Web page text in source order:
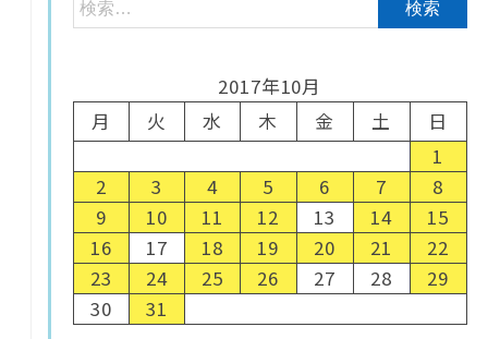
2017年10月
月
火 水 木 金 土
日
1
2
3 4 5 6 7
8
9
10 11 12 13 14
15
16
17 18 19 20 21
22
23
24 25 26 27 28
29
30
31